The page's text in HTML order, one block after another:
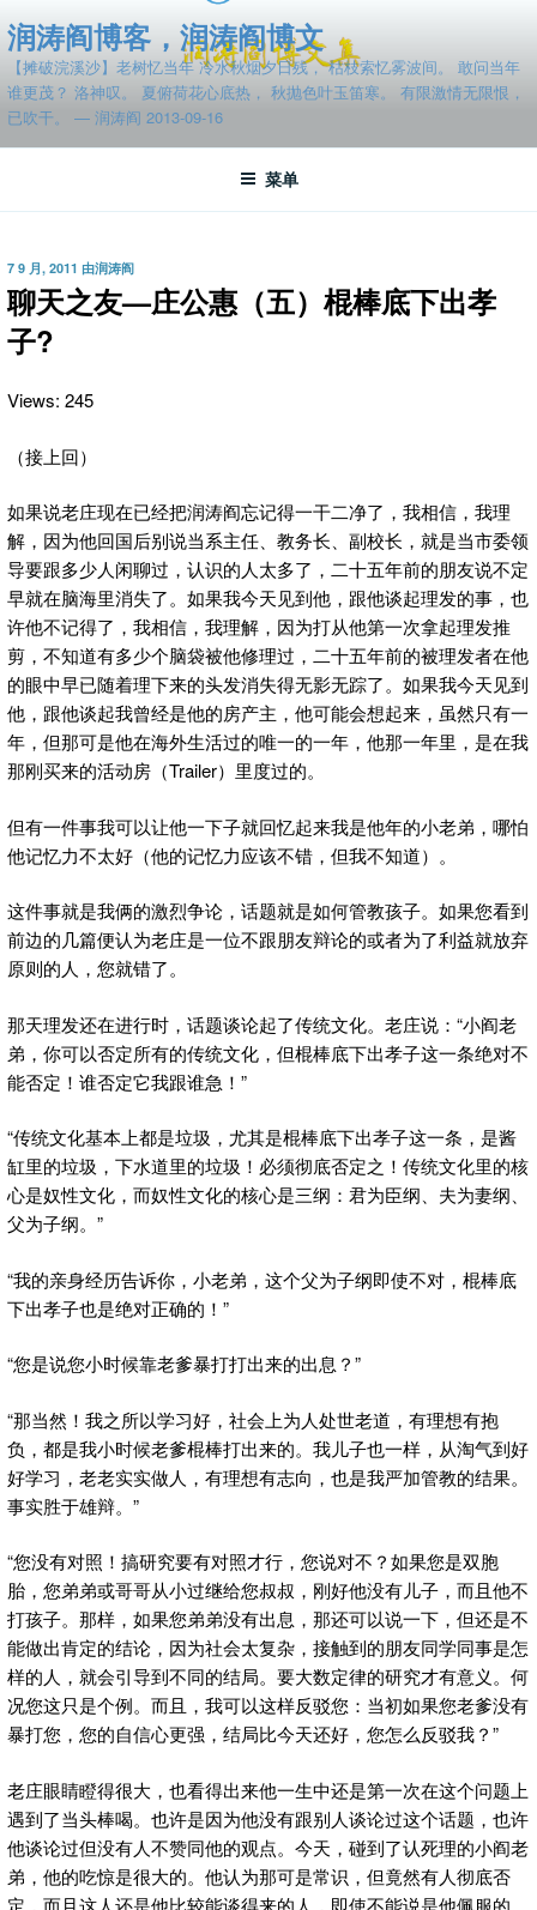
至
容
润涛阎博客，润涛阎博文
【摊破浣溪沙】老树忆当年 冷水秋烟夕日残， 枯枝索忆雾波间。 敢问当年
谁更茂？ 洛神叹。 夏俯荷花心底热， 秋抛色叶玉笛寒。 有限激情无限恨，
已吹干。 — 润涛阎 2013-09-16
菜单
发
布
于
7 9 月, 2011 由润涛阎
聊天之友—庄公惠（五）棍棒底下出孝
子?
Views: 245
（接上回）
如果说老庄现在已经把润涛阎忘记得一干二净了，我相信，我理
解，因为他回国后别说当系主任、教务长、副校长，就是当市委领
导要跟多少人闲聊过，认识的人太多了，二十五年前的朋友说不定
早就在脑海里消失了。如果我今天见到他，跟他谈起理发的事，也
许他不记得了，我相信，我理解，因为打从他第一次拿起理发推
剪，不知道有多少个脑袋被他修理过，二十五年前的被理发者在他
的眼中早已随着理下来的头发消失得无影无踪了。如果我今天见到
他，跟他谈起我曾经是他的房产主，他可能会想起来，虽然只有一
年，但那可是他在海外生活过的唯一的一年，他那一年里，是在我
那刚买来的活动房（Trailer）里度过的。
但有一件事我可以让他一下子就回忆起来我是他年的小老弟，哪怕
他记忆力不太好（他的记忆力应该不错，但我不知道）。
这件事就是我俩的激烈争论，话题就是如何管教孩子。如果您看到
前边的几篇便认为老庄是一位不跟朋友辩论的或者为了利益就放弃
原则的人，您就错了。
那天理发还在进行时，话题谈论起了传统文化。老庄说：“小阎老
弟，你可以否定所有的传统文化，但棍棒底下出孝子这一条绝对不
能否定！谁否定它我跟谁急！”
“传统文化基本上都是垃圾，尤其是棍棒底下出孝子这一条，是酱
缸里的垃圾，下水道里的垃圾！必须彻底否定之！传统文化里的核
心是奴性文化，而奴性文化的核心是三纲：君为臣纲、夫为妻纲、
父为子纲。”
“我的亲身经历告诉你，小老弟，这个父为子纲即使不对，棍棒底
下出孝子也是绝对正确的！”
“您是说您小时候靠老爹暴打打出来的出息？”
“那当然！我之所以学习好，社会上为人处世老道，有理想有抱
负，都是我小时候老爹棍棒打出来的。我儿子也一样，从淘气到好
好学习，老老实实做人，有理想有志向，也是我严加管教的结果。
事实胜于雄辩。”
“您没有对照！搞研究要有对照才行，您说对不？如果您是双胞
胎，您弟弟或哥哥从小过继给您叔叔，刚好他没有儿子，而且他不
打孩子。那样，如果您弟弟没有出息，那还可以说一下，但还是不
能做出肯定的结论，因为社会太复杂，接触到的朋友同学同事是怎
样的人，就会引导到不同的结局。要大数定律的研究才有意义。何
况您这只是个例。而且，我可以这样反驳您：当初如果您老爹没有
暴打您，您的自信心更强，结局比今天还好，您怎么反驳我？”
老庄眼睛瞪得很大，也看得出来他一生中还是第一次在这个问题上
遇到了当头棒喝。也许是因为他没有跟别人谈论过这个话题，也许
他谈论过但没有人不赞同他的观点。今天，碰到了认死理的小阎老
弟，他的吃惊是很大的。他认为那可是常识，但竟然有人彻底否
定，而且这人还是他比较能谈得来的人，即使不能说是他佩服的